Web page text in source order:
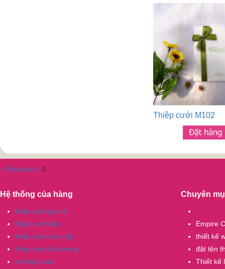
Thiệp cưới M102
« Previous 1 2
Hệ thống của hàng
thiệp cưới giá rẻ
thiệp cưới đẹp
thiệp cưới cao cấp
thiệp cưới ấn tượng
in thiệp cưới
Chuyên
Empire
thiết kế
đặt tên
Thiết kế